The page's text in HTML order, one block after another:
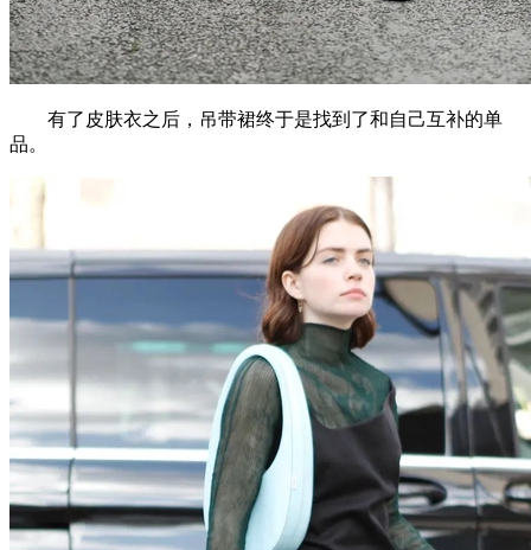
有了皮肤衣之后，吊带裙终于是找到了和自己互补的单
品。